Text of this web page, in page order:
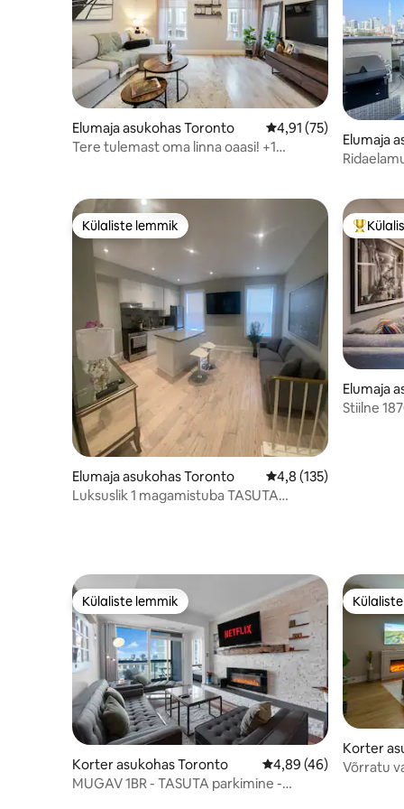
Elumaja asukohas Toronto Keskmine hinnang
4,91 (75)
Tere tulemast oma linna oaasi! +1
Elumaja
Külaliste lemmik
Külaliste lemmik
Elumaja asukohas Toronto Keskmine hinnang
4,8 (135)
Luksuslik 1 magamistuba TASUTA
Elumaja
Stiilne
Külaliste lemmik
Külaliste lemmik
Korter asukohas Toronto Keskmine hinnang
4,89 (46)
MUGAV 1BR - TASUTA parkimine -
Korter
Võrratu